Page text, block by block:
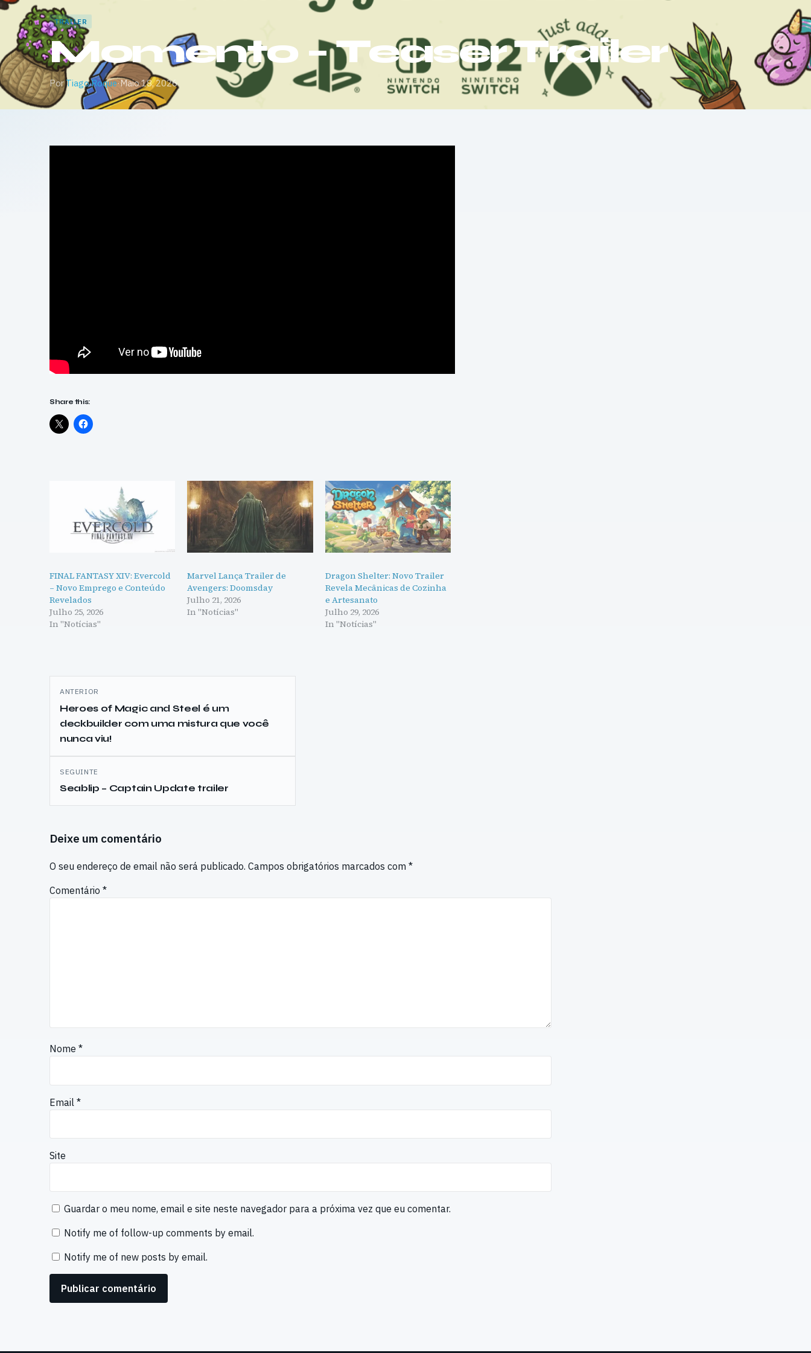
TRAILER
Momento – Teaser Trailer
PorTiago Roque·Maio 18, 2026
Share this:
FINAL FANTASY XIV: Evercold
– Novo Emprego e Conteúdo
Revelados
Julho 25, 2026
In "Notícias"
Marvel Lança Trailer de
Avengers: Doomsday
Julho 21, 2026
In "Notícias"
Dragon Shelter: Novo Trailer
Revela Mecânicas de Cozinha
e Artesanato
Julho 29, 2026
In "Notícias"
Navegação
de
artigos
ANTERIOR
Heroes of Magic and Steel é um
deckbuilder com uma mistura que você
nunca viu!
SEGUINTE
Seablip – Captain Update trailer
Deixe um comentário
O seu endereço de email não será publicado. Campos obrigatórios marcados com *
Comentário *
Nome *
Email *
Site
Guardar o meu nome, email e site neste navegador para a próxima vez que eu comentar.
Notify me of follow-up comments by email.
Notify me of new posts by email.